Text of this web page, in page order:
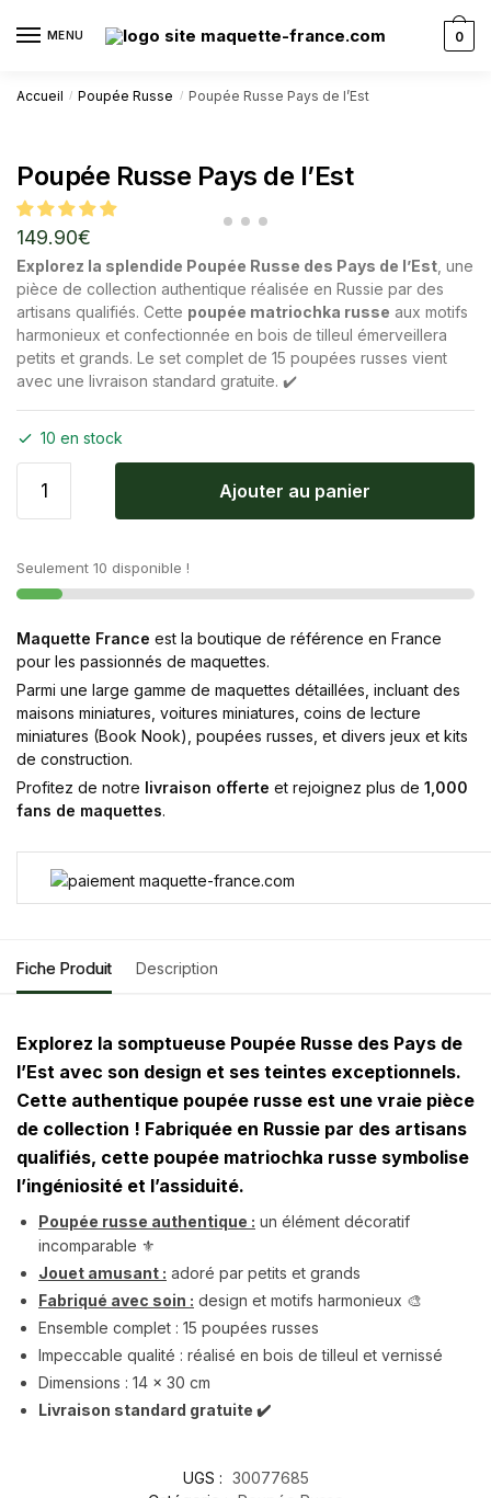
MENU 0
Accueil / Poupée Russe / Poupée Russe Pays de l’Est
Poupée Russe Pays de l’Est
149.90€
Explorez la splendide Poupée Russe des Pays de l’Est , une
pièce de collection authentique réalisée en Russie par des
artisans qualifiés. Cette poupée matriochka russe aux motifs
harmonieux et confectionnée en bois de tilleul émerveillera
petits et grands. Le set complet de 15 poupées russes vient
avec une livraison standard gratuite. ✔️
10 en stock
Ajouter au panier
Seulement 10 disponible !
Maquette France est la boutique de référence en France
pour les passionnés de maquettes.
Parmi une large gamme de maquettes détaillées, incluant des
maisons miniatures, voitures miniatures, coins de lecture
miniatures (Book Nook), poupées russes, et divers jeux et kits
de construction.
Profitez de notre livraison offerte et rejoignez plus de 1,000
fans de maquettes.
Fiche Produit Description
Explorez la somptueuse Poupée Russe des Pays de
l’Est avec son design et ses teintes exceptionnels.
Cette authentique poupée russe est une vraie pièce
de collection ! Fabriquée en Russie par des artisans
qualifiés, cette poupée matriochka russe symbolise
l’ingéniosité et l’assiduité.
Poupée russe authentique : un élément décoratif
incomparable ⚜️
Jouet amusant : adoré par petits et grands
Fabriqué avec soin : design et motifs harmonieux 🎨
Ensemble complet : 15 poupées russes
Impeccable qualité : réalisé en bois de tilleul et vernissé
Dimensions : 14 x 30 cm
Livraison standard gratuite ✔️
UGS : 30077685